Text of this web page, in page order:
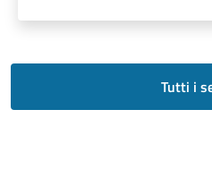
Tutti i